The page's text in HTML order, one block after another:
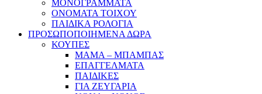
ΜΟΝΟΓΡΑΜΜΑΤΑ
ΟΝΟΜΑΤΑ ΤΟΙΧΟΥ
ΠΑΙΔΙΚΑ ΡΟΛΟΓΙΑ
ΠΡΟΣΩΠΟΠΟΙΗΜΕΝΑ ΔΩΡΑ
ΚΟΥΠΕΣ
ΜΑΜΑ – ΜΠΑΜΠΑΣ
ΕΠΑΓΓΕΛΜΑΤΑ
ΠΑΙΔΙΚΕΣ
ΓΙΑ ΖΕΥΓΑΡΙΑ